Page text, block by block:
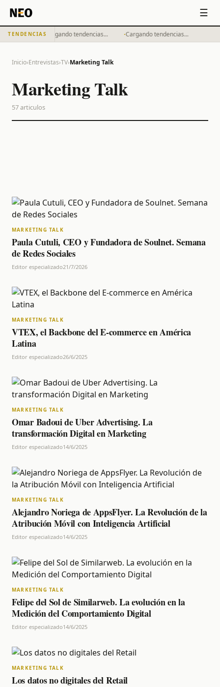
☰
TENDENCIAS
·Cargando tendencias... ·Cargando tendencias...
Inicio›Entrevistas›TV›Marketing Talk
Marketing Talk
57articulos
MARKETING TALK
Paula Cutuli, CEO y Fundadora de Soulnet. Semana
de Redes Sociales
Editor especializado21/7/2026
MARKETING TALK
VTEX, el Backbone del E-commerce en América
Latina
Editor especializado26/6/2025
MARKETING TALK
Omar Badoui de Uber Advertising. La
transformación Digital en Marketing
Editor especializado14/6/2025
MARKETING TALK
Alejandro Noriega de AppsFlyer. La Revolución de la
Atribución Móvil con Inteligencia Artificial
Editor especializado14/6/2025
MARKETING TALK
Felipe del Sol de Similarweb. La evolución en la
Medición del Comportamiento Digital
Editor especializado14/6/2025
MARKETING TALK
Los datos no digitales del Retail